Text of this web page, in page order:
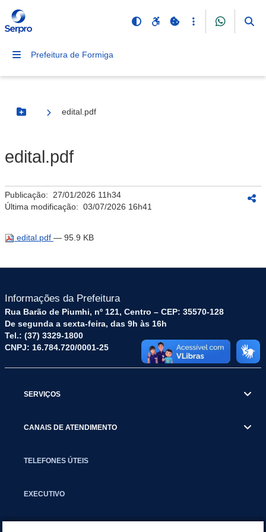
Prefeitura de Formiga
Botão Menu
edital.pdf
edital.pdf
Publicação: 27/01/2026 11h34
Última modificação: 03/07/2026 16h41
edital.pdf — 95.9 KB
Informações da Prefeitura
Rua Barão de Piumhi, nº 121, Centro – CEP: 35570-128
De segunda a sexta-feira, das 9h às 16h
Tel.: (37) 3329-1800
CNPJ: 16.784.720/0001-25
SERVIÇOS
CANAIS DE ATENDIMENTO
TELEFONES ÚTEIS
EXECUTIVO